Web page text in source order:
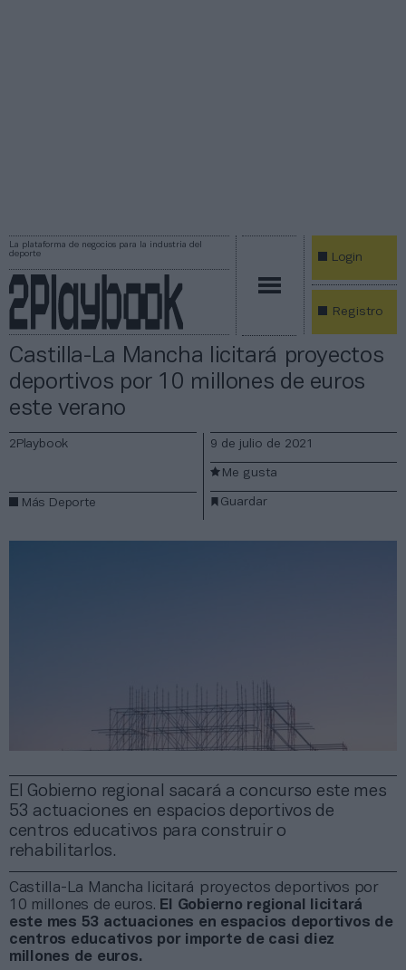
La plataforma de negocios para la industria del
deporte
Login
Registro
Castilla-La Mancha licitará proyectos
deportivos por 10 millones de euros
este verano
El Gobierno regional sacará a concurso este mes
53 actuaciones en espacios deportivos de
centros educativos para construir o
rehabilitarlos.
2Playbook
Más Deporte
9 de julio de 2021
Guardar
Me gusta
Castilla-La Mancha licitará proyectos deportivos por
10 millones de euros. El Gobierno regional licitará
este mes 53 actuaciones en espacios deportivos de
centros educativos por importe de casi diez
millones de euros.